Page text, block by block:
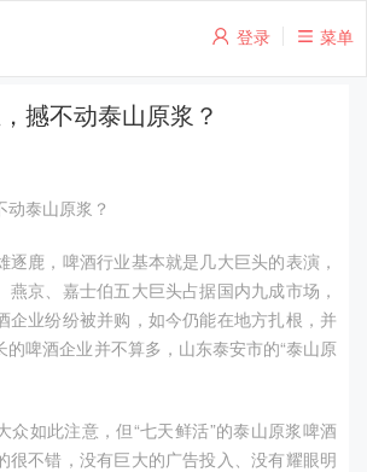
菜单
登录
撼不动泰山原浆？
泰山原浆？
逐鹿，啤酒行业基本就是几大巨头的表演，
燕京、嘉士伯五大巨头占据国内九成市场，
企业纷纷被并购，如今仍能在地方扎根，并
的啤酒企业并不算多，山东泰安市的“泰山原
众如此注意，但“七天鲜活”的泰山原浆啤酒
很不错，没有巨大的广告投入、没有耀眼明